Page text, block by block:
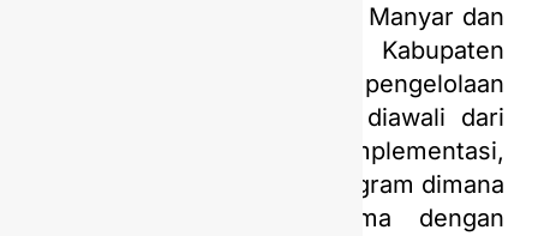
dan air bersih di Kecamatan Manyar dan
Kecamatan Ujungpangkah, Kabupaten
Gresik melalui model pengelolaan
berbasis masyarakat yang diawali dari
tahapan perencanaan, implementasi,
monitoring dan evaluasi program dimana
pelaksanaannya bekerjasama dengan